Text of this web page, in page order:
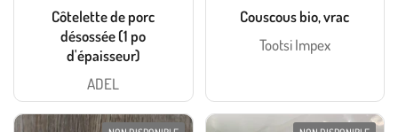
Côtelette de porc
désossée (1 po
d'épaisseur)
ADEL
Couscous bio, vrac
Tootsi Impex